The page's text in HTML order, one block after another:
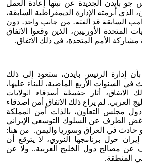
جو بايدن الجديدة عن نيتها إعادة العمل
الذي أبرمته الإدارة الديمقراطية السابقة،
السابقة قد ألغته، من جانب واحد، دون
المتحدة الأوربيين، الذين وقعوا الاتفاق
الأمم المتحدة، في ذلك الاتفاق.
إدارة الرئيس بايدن، ستعود إلى ذلك
في السنوات الأربع الماضية، للبناء عليها،
أثار حفيظة أصدقاء الولايات
العربي. لم يراع ذلك الاتفاق أمن أصدقاء
دول مجلس التعاون، بالذات أمن المملكة
غض الطرف عن السلوك التوسعي الإيراني
حادث في العراق وسوريا واليمن. من هنا:
حول برنامجها النووي، لا يتوقع أن
عن مصالح دول الخليج العربية.. ولا عن
المنطقة.